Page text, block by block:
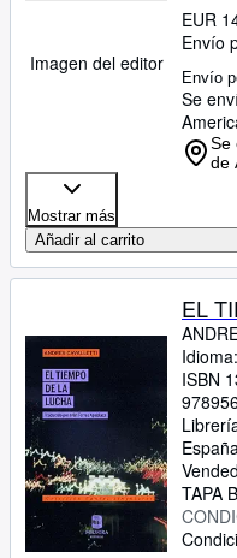
Imagen del editor
EUR
Envío
Envío
Se
Se
de
Mostrar más
Añadir al carrito
EL
ISBN
TAPA